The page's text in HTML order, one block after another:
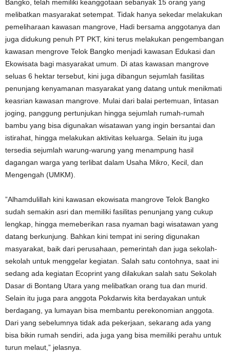
Bangko, telah memiliki keanggotaan sebanyak 15 orang yang
melibatkan masyarakat setempat. Tidak hanya sekedar melakukan
pemeliharaan kawasan mangrove, Hadi bersama anggotanya dan
juga didukung penuh PT PKT, kini terus melakukan pengembangan
kawasan mengrove Telok Bangko menjadi kawasan Edukasi dan
Ekowisata bagi masyarakat umum. Di atas kawasan mangrove
seluas 6 hektar tersebut, kini juga dibangun sejumlah fasilitas
penunjang kenyamanan masyarakat yang datang untuk menikmati
keasrian kawasan mangrove. Mulai dari balai pertemuan, lintasan
joging, panggung pertunjukan hingga sejumlah rumah-rumah
bambu yang bisa digunakan wisatawan yang ingin bersantai dan
istirahat, hingga melakukan aktivitas keluarga. Selain itu juga
tersedia sejumlah warung-warung yang menampung hasil
dagangan warga yang terlibat dalam Usaha Mikro, Kecil, dan
Mengengah (UMKM).
”Alhamdulillah kini kawasan ekowisata mangrove Telok Bangko
sudah semakin asri dan memiliki fasilitas penunjang yang cukup
lengkap, hingga memeberikan rasa nyaman bagi wisatawan yang
datang berkunjung. Bahkan kini tempat ini sering digunakan
masyarakat, baik dari perusahaan, pemerintah dan juga sekolah-
sekolah untuk menggelar kegiatan. Salah satu contohnya, saat ini
sedang ada kegiatan Ecoprint yang dilakukan salah satu Sekolah
Dasar di Bontang Utara yang melibatkan orang tua dan murid.
Selain itu juga para anggota Pokdarwis kita berdayakan untuk
berdagang, ya lumayan bisa membantu perekonomian anggota.
Dari yang sebelumnya tidak ada pekerjaan, sekarang ada yang
bisa bikin rumah sendiri, ada juga yang bisa memiliki perahu untuk
turun melaut,” jelasnya.